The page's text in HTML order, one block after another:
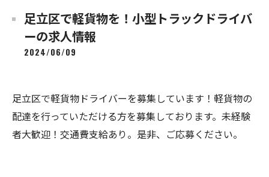
足立区で軽貨物を！小型トラックドライバ
ーの求人情報
2024/06/09
足立区で軽貨物ドライバーを募集しています！軽貨物の
配達を行っていただける方を募集しております。未経験
者大歓迎！交通費支給あり。是非、ご応募ください。